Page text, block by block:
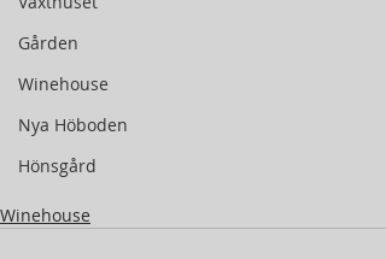
Gården
Winehouse
Nya Höboden
Hönsgård
Winehouse